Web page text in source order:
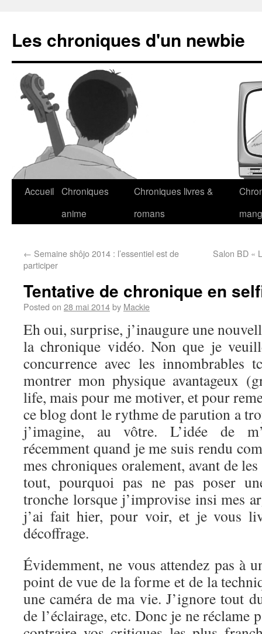
Les chroniques d'un newbie
Accueil Chroniques
anime
Chroniques livres &
romans
← Semaine shôjo 2014 : l’essentiel est de
participer
Salon BD «
Tentative de chronique en
Posted on 28 mai 2014by Mackie
Eh oui, surprise, j’inaugure une
la chronique vidéo. Non que je
concurrence avec les innombrables
montrer mon physique avantageux
life, mais pour me motiver, et pour
ce blog dont le rythme de parution a
j’imagine, au vôtre. L’idée de
récemment quand je me suis rendu
mes chroniques oralement, avant de
tout, pourquoi pas ne pas poser
tronche lorsque j’improvise insi mes
j’ai fait hier, pour voir, et je vous
décoffrage.
Évidemment, ne vous attendez pas à
point de vue de la forme et de la
une caméra de ma vie. J’ignore tout
de l’éclairage, etc. Donc je ne réclame